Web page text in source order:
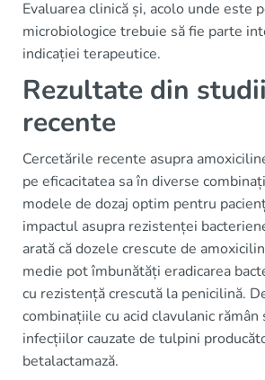
Evaluarea clinică și, acolo unde este
microbiologice trebuie să fie parte
indicației terapeutice.
Rezultate din
recente
Cercetările recente asupra
pe eficacitatea sa în diverse
modele de dozaj optim pentru
impactul asupra rezistenței
arată că dozele crescute de
medie pot îmbunătăți eradicarea
cu rezistență crescută la penicilină.
combinațiile cu acid clavulanic
infecțiilor cauzate de tulpini
betalactamază.